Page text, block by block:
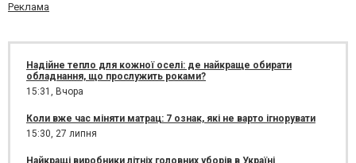
Реклама
Надійне тепло для кожної оселі: де найкраще обирати
обладнання, що прослужить роками?
15:31, Вчора
Коли вже час міняти матрац: 7 ознак, які не варто ігнорувати
15:30, 27 липня
Найкращі виробники літніх головних уборів в Україні